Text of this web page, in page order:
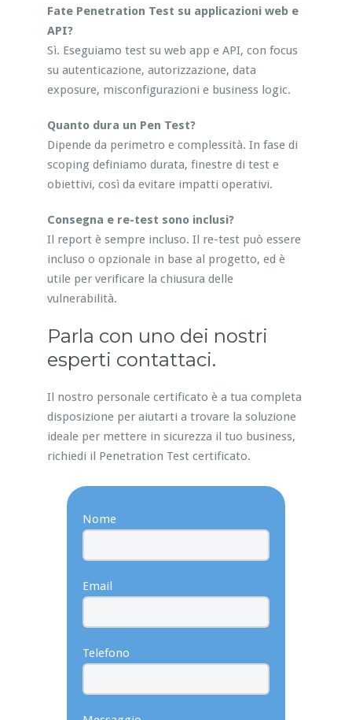
Fate Penetration Test su applicazioni web e
API?
Sì. Eseguiamo test su web app e API, con focus
su autenticazione, autorizzazione, data
exposure, misconfigurazioni e business logic.
Quanto dura un Pen Test?
Dipende da perimetro e complessità. In fase di
scoping definiamo durata, finestre di test e
obiettivi, così da evitare impatti operativi.
Consegna e re-test sono inclusi?
Il report è sempre incluso. Il re-test può essere
incluso o opzionale in base al progetto, ed è
utile per verificare la chiusura delle
vulnerabilità.
Parla con uno dei nostri
esperti contattaci.
Il nostro personale certificato è a tua completa
disposizione per aiutarti a trovare la soluzione
ideale per mettere in sicurezza il tuo business,
richiedi il Penetration Test certificato.
Nome
Email
Telefono